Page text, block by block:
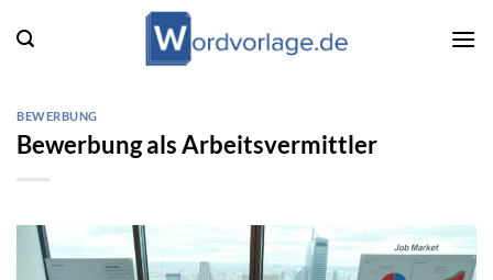
Inhalt
BEWERBUNG
Bewerbung als Arbeitsvermittler